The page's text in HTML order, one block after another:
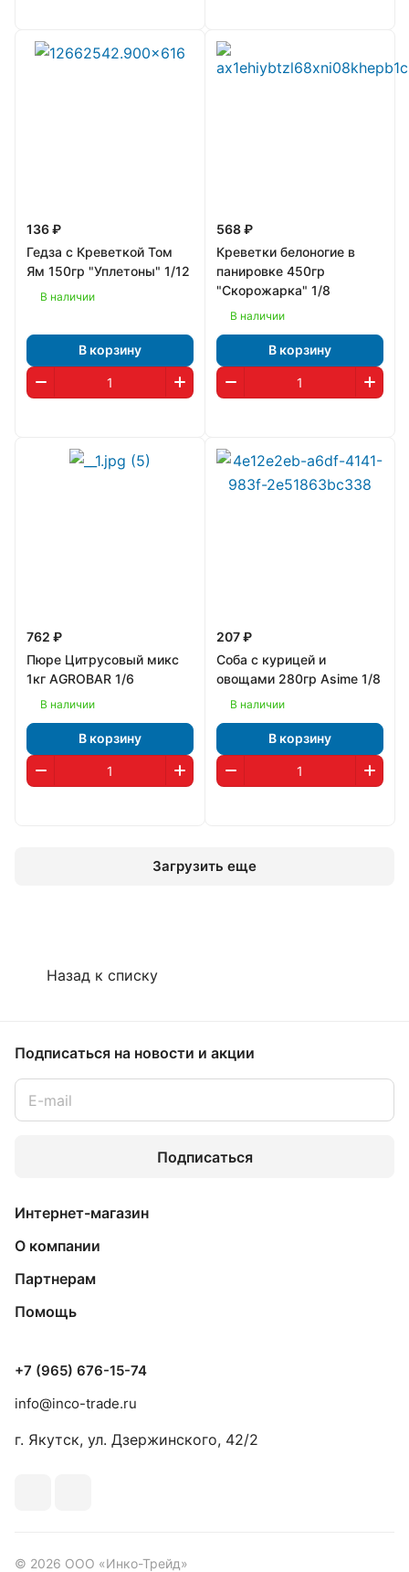
136 ₽
Гедза с Креветкой Том
Ям 150гр "Уплетоны" 1/12
В наличии
В корзину
568 ₽
Креветки белоногие в
панировке 450гр
"Скорожарка" 1/8
В наличии
В корзину
762 ₽
Пюре Цитрусовый микс
1кг AGROBAR 1/6
В наличии
В корзину
207 ₽
Соба с курицей и
овощами 280гр Asime 1/8
В наличии
В корзину
Загрузить еще
Назад к списку
Подписаться на новости и акции
Подписаться
Интернет-магазин
О компании
Партнерам
Помощь
+7 (965) 676-15-74
info@inco-trade.ru
г. Якутск, ул. Дзержинского, 42/2
© 2026 ООО «Инко-Трейд»